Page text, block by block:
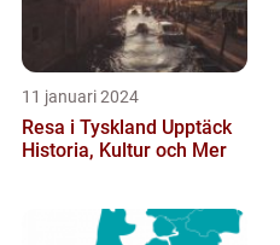
11 januari 2024
Resa i Tyskland Upptäck
Historia, Kultur och Mer